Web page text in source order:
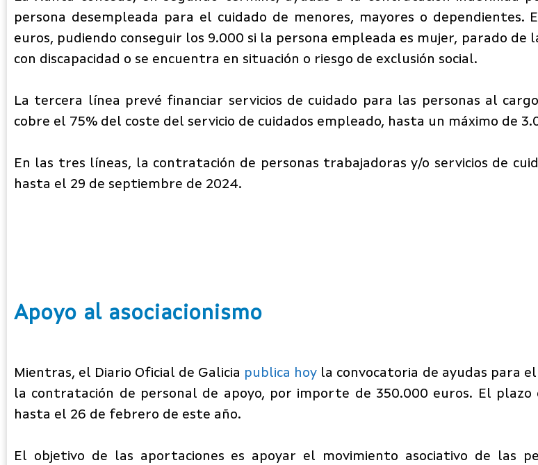
persona desempleada para el cuidado de menores, mayores o
euros, pudiendo conseguir los 9.000 si la persona empleada es mujer, parado
con discapacidad o se encuentra en situación o riesgo de exclusión social.
La tercera línea prevé financiar servicios de cuidado para las personas al
cobre el 75% del coste del servicio de cuidados empleado, hasta un máximo de
En las tres líneas, la contratación de personas trabajadoras y/o servicios de
hasta el 29 de septiembre de 2024.
Apoyo al asociacionismo
Mientras, el Diario Oficial de Galicia publica hoy la convocatoria de ayudas para
la contratación de personal de apoyo, por importe de 350.000 euros. El
hasta el 26 de febrero de este año.
El objetivo de las aportaciones es apoyar el movimiento asociativo de las